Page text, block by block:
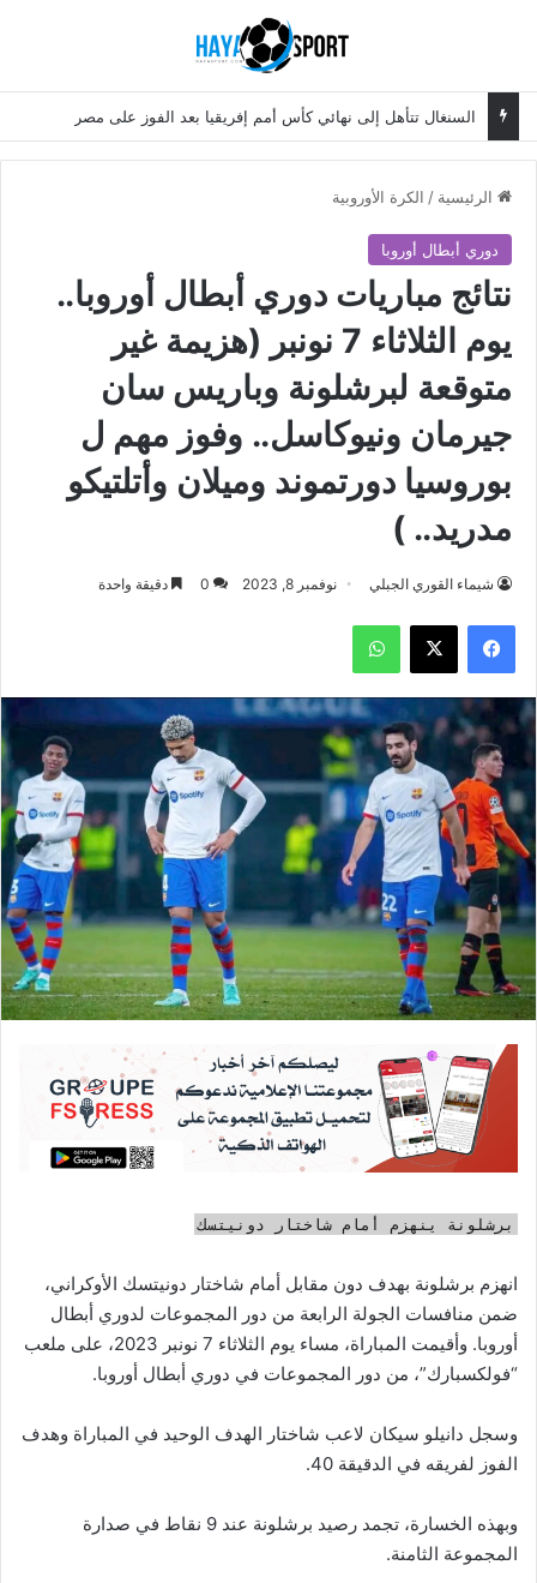
السنغال تتأهل إلى نهائي كأس أمم إفريقيا بعد الفوز على مصر
الرئيسية / الكرة الأوروبية
دوري أبطال أوروبا
نتائج مباريات دوري أبطال أوروبا..
يوم الثلاثاء 7 نونبر (هزيمة غير
متوقعة لبرشلونة وباريس سان
جيرمان ونيوكاسل.. وفوز مهم ل
بوروسيا دورتموند وميلان وأتلتيكو
مدريد.. )
شيماء القوري الجبلي نوفمبر 8, 2023 0 دقيقة واحدة
فيسبوك ‫X واتساب
برشلونة ينهزم أمام شاختار دونيتسك
انهزم برشلونة بهدف دون مقابل أمام شاختار دونيتسك الأوكراني،
ضمن منافسات الجولة الرابعة من دور المجموعات لدوري أبطال
أوروبا. وأقيمت المباراة، مساء يوم الثلاثاء 7 نونبر 2023، على ملعب
“فولكسبارك”، من دور المجموعات في دوري أبطال أوروبا.
وسجل دانيلو سيكان لاعب شاختار الهدف الوحيد في المباراة وهدف
الفوز لفريقه في الدقيقة 40.
وبهذه الخسارة، تجمد رصيد برشلونة عند 9 نقاط في صدارة
المجموعة الثامنة.